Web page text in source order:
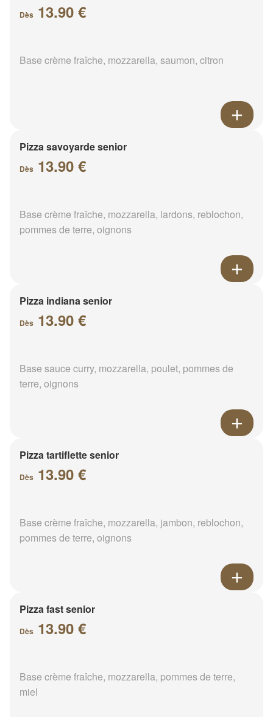
Dès 13.90 €
Base crème fraîche, mozzarella, saumon, citron
Pizza savoyarde senior
Dès 13.90 €
Base crème fraîche, mozzarella, lardons, reblochon,
pommes de terre, oignons
Pizza indiana senior
Dès 13.90 €
Base sauce curry, mozzarella, poulet, pommes de
terre, oignons
Pizza tartiflette senior
Dès 13.90 €
Base crème fraîche, mozzarella, jambon, reblochon,
pommes de terre, oignons
Pizza fast senior
Dès 13.90 €
Base crème fraîche, mozzarella, pommes de terre,
miel